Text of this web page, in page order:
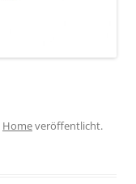
Homeveröffentlicht.